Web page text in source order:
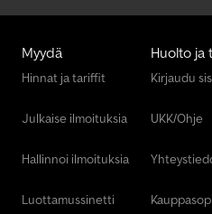
Myydä
Hinnat ja tariffit
Julkaise ilmoituksia
Hallinnoi ilmoituksia
Luottamussinetti
Huolto ja
Kirjaudu
UKK/Ohje